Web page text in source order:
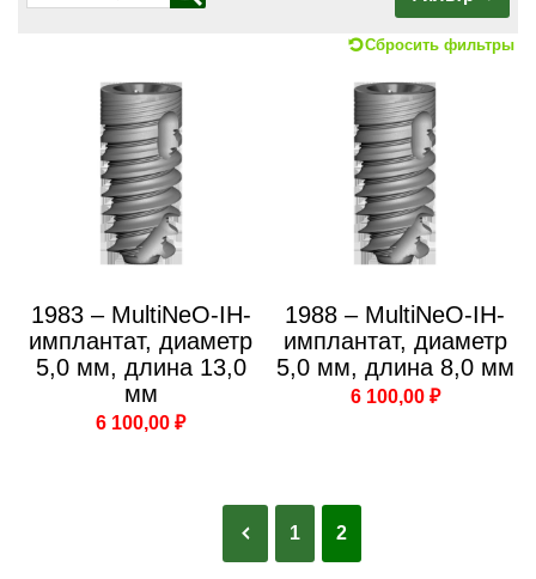
Сбросить фильтры
1983 – MultiNeO-IH-
имплантат, диаметр
5,0 мм, длина 13,0
мм
6 100,00 ₽
1988 – MultiNeO-IH-
имплантат, диаметр
5,0 мм, длина 8,0 мм
6 100,00 ₽
1 2